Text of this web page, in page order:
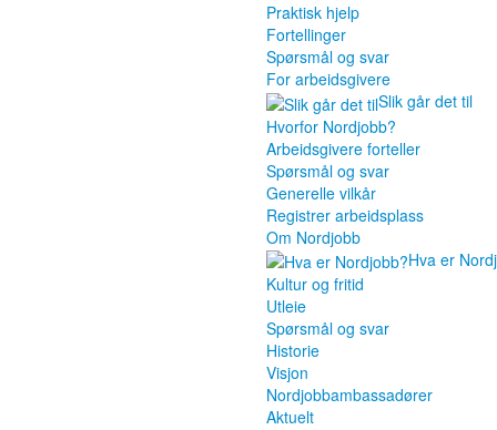
Praktisk hjelp
Fortellinger
Spørsmål og svar
For arbeidsgivere
Slik går det til
Hvorfor Nordjobb?
Arbeidsgivere forteller
Spørsmål og svar
Generelle vilkår
Registrer arbeidsplass
Om Nordjobb
Hva er
Kultur og fritid
Utleie
Spørsmål og svar
Historie
Visjon
Nordjobbambassadører
Aktuelt